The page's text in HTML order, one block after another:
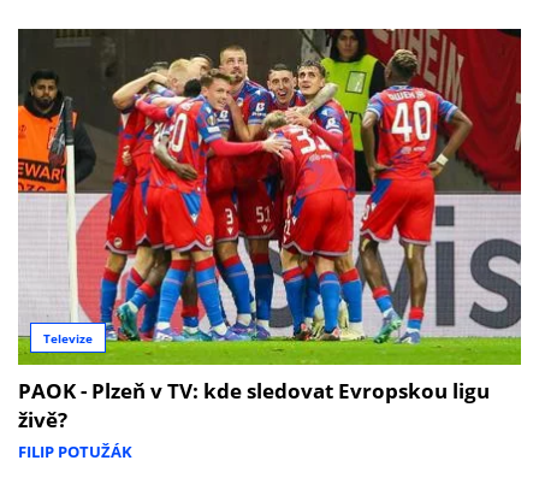
Televize
PAOK - Plzeň v TV: kde sledovat Evropskou ligu
živě?
FILIP POTUŽÁK